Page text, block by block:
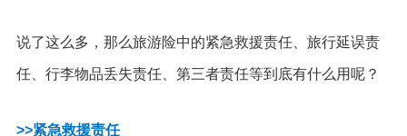
说了这么多，那么旅游险中的紧急救援责任、旅行延误责
任、行李物品丢失责任、第三者责任等到底有什么用呢？
>>紧急救援责任